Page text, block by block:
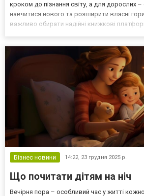
кроком до пізнання світу, а для дорослих
навчитися нового та розширити власні
важливо обирати надійні книжкові
Бізнес новини 14:22, 23 грудня 2025 р.
Що почитати дітям на ніч
Вечірня пора – особливий час у житті